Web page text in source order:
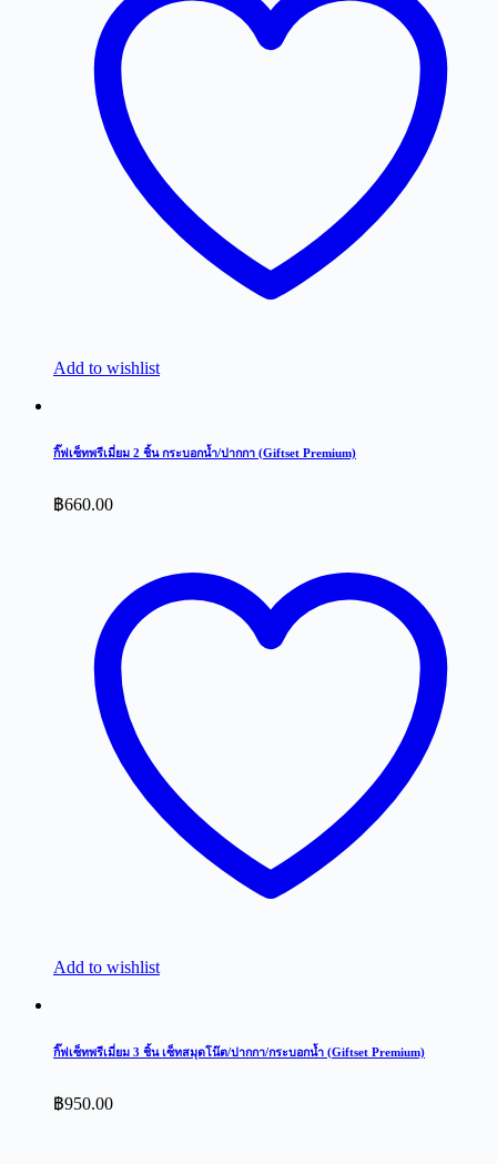
Add to wishlist
กิ๊ฟเซ็ทพรีเมี่ยม 2 ชิ้น กระบอกน้ำ/ปากกา (Giftset Premium)
฿660.00
Add to wishlist
กิ๊ฟเซ็ทพรีเมี่ยม 3 ชิ้น เซ็ทสมุดโน๊ต/ปากกา/กระบอกน้ำ (Giftset Premium)
฿950.00